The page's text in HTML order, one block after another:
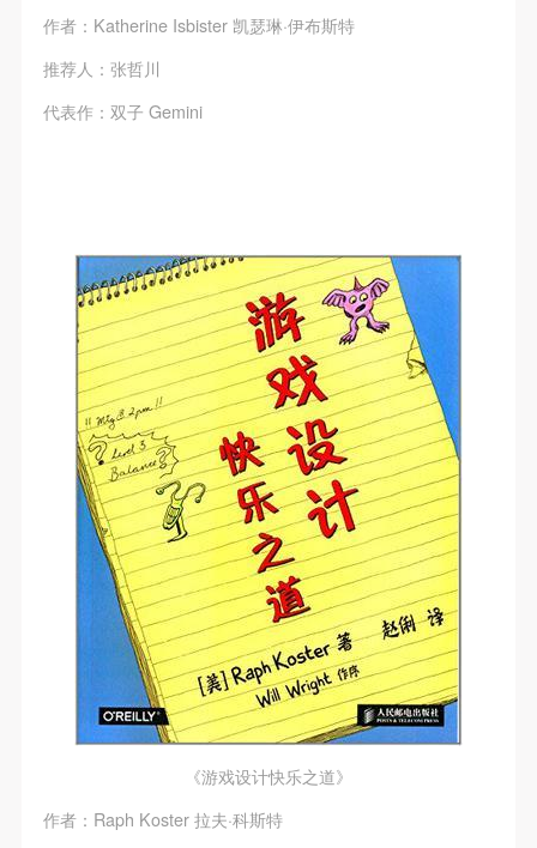
作者：Katherine Isbister 凯瑟琳·伊布斯特
推荐人：张哲川
代表作：双子 Gemini
《游戏设计快乐之道》
作者：Raph Koster 拉夫·科斯特
适用地域范围包括国内和国外。
使用肖像的媒介限于不损害甲方肖像权的任何媒介
（如杂志、网络等）。
乙方于拍摄完带有甲方肖像的作品无需支付甲方任何
费用。
（1）、本协议未尽事宜，经双方友好协商后可作为
本协议的补充协议，并不得违反相关法律法规规定。
（2）、本协议自甲乙双方签字（盖章）、勾选之日
起生效。
（3）、本协议包括纸质档和电子档，纸质档—式二
份，甲乙双方各执一份，均具有同等法律效力。
活动参与者意味着接受并承担本协议的全部义务，未
同意者意味着放弃参加此次活动的权利。凡参加这次
活动前，必须事先与自己的家属沟通，取得家属同
意，同时知晓并同意本免责声明。参加者签名/勾选
后，视作其家属也已知晓并同意。
我已认真阅读上述条款，并且同意。
适用地域范围包括国内和国外。
使用肖像的媒介限于不损害甲方肖像权的任何媒介
（如杂志、网络等）。
乙方于拍摄完带有甲方肖像的作品无需支付甲方任何
费用。
（1）、本协议未尽事宜，经双方友好协商后可作为
本协议的补充协议，并不得违反相关法律法规规定。
（2）、本协议自甲乙双方签字（盖章）、勾选之日
起生效。
（3）、本协议包括纸质档和电子档，纸质档—式二
份，甲乙双方各执一份，均具有同等法律效力。
活动参与者意味着接受并承担本协议的全部义务，未
同意者意味着放弃参加此次活动的权利。凡参加这次
活动前，必须事先与自己的家属沟通，取得家属同
意，同时知晓并同意本免责声明。参加者签名/勾选
后，视作其家属也已知晓并同意。
我已认真阅读上述条款，并且同意。
适用地域范围包括国内和国外。
使用肖像的媒介限于不损害甲方肖像权的任何媒介
（如杂志、网络等）。
乙方于拍摄完带有甲方肖像的作品无需支付甲方任何
费用。
（1）、本协议未尽事宜，经双方友好协商后可作为
本协议的补充协议，并不得违反相关法律法规规定。
（2）、本协议自甲乙双方签字（盖章）、勾选之日
起生效。
（3）、本协议包括纸质档和电子档，纸质档—式二
份，甲乙双方各执一份，均具有同等法律效力。
活动参与者意味着接受并承担本协议的全部义务，未
同意者意味着放弃参加此次活动的权利。凡参加这次
活动前，必须事先与自己的家属沟通，取得家属同
意，同时知晓并同意本免责声明。参加者签名/勾选
后，视作其家属也已知晓并同意。
我已认真阅读上述条款，并且同意。